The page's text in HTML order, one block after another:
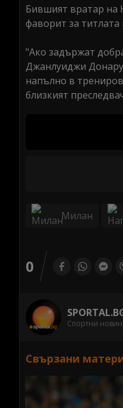
Бившият вратар на
фаворит за титлата
"Ако задържат
Джанлуиджи
напълно в
близкият
Милан
0
Спортни
Свързани